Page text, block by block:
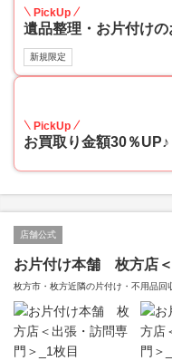
PickUp
遺品整理・お片付け
新規限定
PickUp
お買取り金額30％UP♪
店舗公式
お片付け本舗 枚方店
枚方市・枚方近隣の片付け・不用品